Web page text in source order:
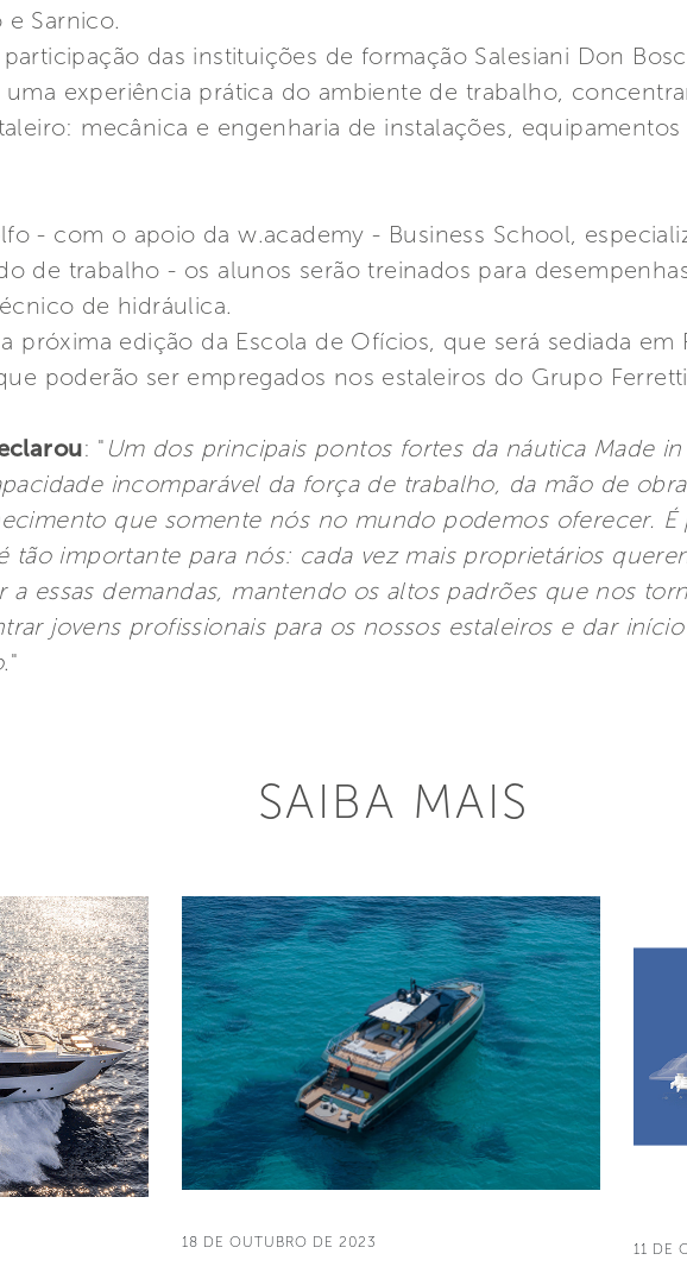
Sarnico.
das instituições de formação Salesiani Don
experiência prática do ambiente de trabalho,
mecânica e engenharia de instalações,
- com o apoio da w.academy - Business School,
de trabalho - os alunos serão treinados para
de hidráulica.
próxima edição da Escola de Ofícios, que será sediada em
poderão ser empregados nos estaleiros do Grupo
: " Um dos principais pontos fortes da náutica Made
incomparável da força de trabalho, da mão de
que somente nós no mundo podemos oferecer. É
tão importante para nós: cada vez mais proprietários
a essas demandas, mantendo os altos padrões que nos
jovens profissionais para os nossos estaleiros e dar
."
SAIBA MAIS
18 DE OUTUBRO DE 2023 11 DE